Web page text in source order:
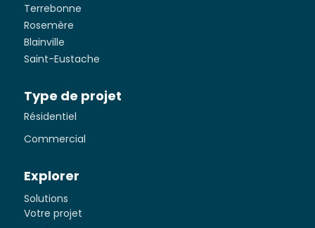
Terrebonne
Rosemère
Blainville
Saint-Eustache
Type de projet
Résidentiel
Commercial
Explorer
Solutions
Votre projet